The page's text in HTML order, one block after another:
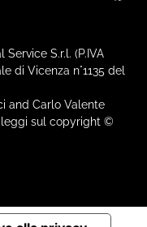
S.r.l. (P.IVA
di Vicenza n°1135 del
and Carlo Valente
sul copyright ©